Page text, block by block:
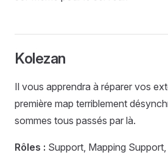
Kolezan
Il vous apprendra à réparer vos
première map terriblement
sommes tous passés par là.
Rôles : Support, Mapping